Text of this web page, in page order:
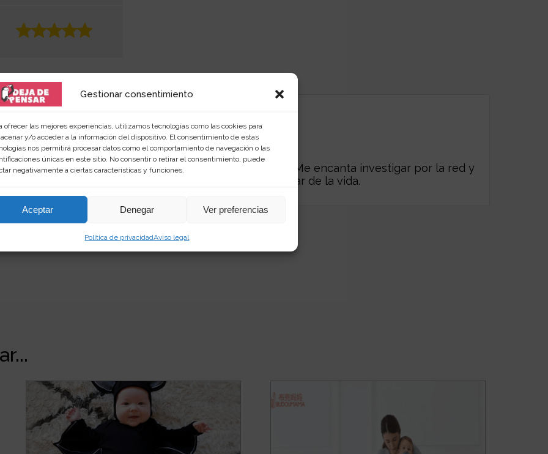
Gestionar consentimiento
ofrecer las mejores experiencias, utilizamos tecnologías como las cookies para
y/o acceder a la información del dispositivo. El consentimiento de estas
nos permitirá procesar datos como el comportamiento de navegación o las
únicas en este sitio. No consentir o retirar el consentimiento, puede
negativamente a ciertas características y funciones.
Aceptar Denegar Ver preferencias
Política de privacidadAviso legal
amante de las palabras y de los productos singulares. Me encanta investigar por la red y
en
. Me gusta el mar y disfrutar de la vida.